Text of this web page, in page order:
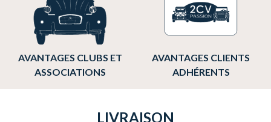
AVANTAGES CLUBS ET
ASSOCIATIONS
AVANTAGES CLIENTS
ADHÉRENTS
LIVRAISON